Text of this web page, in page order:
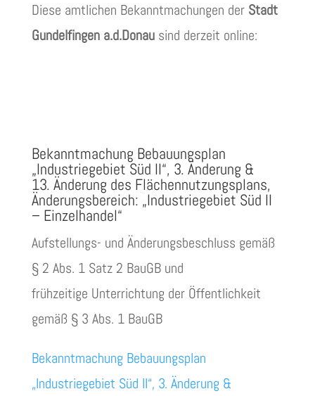
Diese amtlichen Bekanntmachungen der Stadt
Gundelfingen a.d.Donausind derzeit online:
Bekanntmachung Bebauungsplan
„Industriegebiet Süd II“, 3. Änderung &
13. Änderung des Flächennutzungsplans,
Änderungsbereich: „Industriegebiet Süd II
– Einzelhandel“
Aufstellungs- und Änderungsbeschluss gemäß
§ 2 Abs. 1 Satz 2 BauGB und
frühzeitige Unterrichtung der Öffentlichkeit
gemäß § 3 Abs. 1 BauGB
Bekanntmachung Bebauungsplan
„Industriegebiet Süd II“, 3. Änderung &